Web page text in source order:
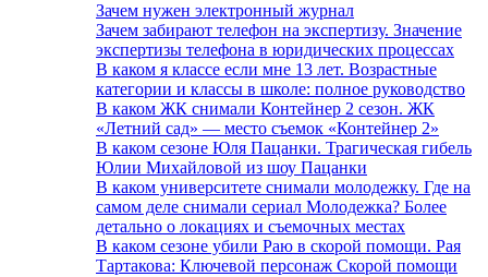
Зачем нужен электронный журнал
Зачем забирают телефон на экспертизу. Значение
экспертизы телефона в юридических процессах
В каком я классе если мне 13 лет. Возрастные
категории и классы в школе: полное руководство
В каком ЖК снимали Контейнер 2 сезон. ЖК
«Летний сад» — место съемок «Контейнер 2»
В каком сезоне Юля Пацанки. Трагическая гибель
Юлии Михайловой из шоу Пацанки
В каком университете снимали молодежку. Где на
самом деле снимали сериал Молодежка? Более
детально о локациях и съемочных местах
В каком сезоне убили Раю в скорой помощи. Рая
Тартакова: Ключевой персонаж Скорой помощи